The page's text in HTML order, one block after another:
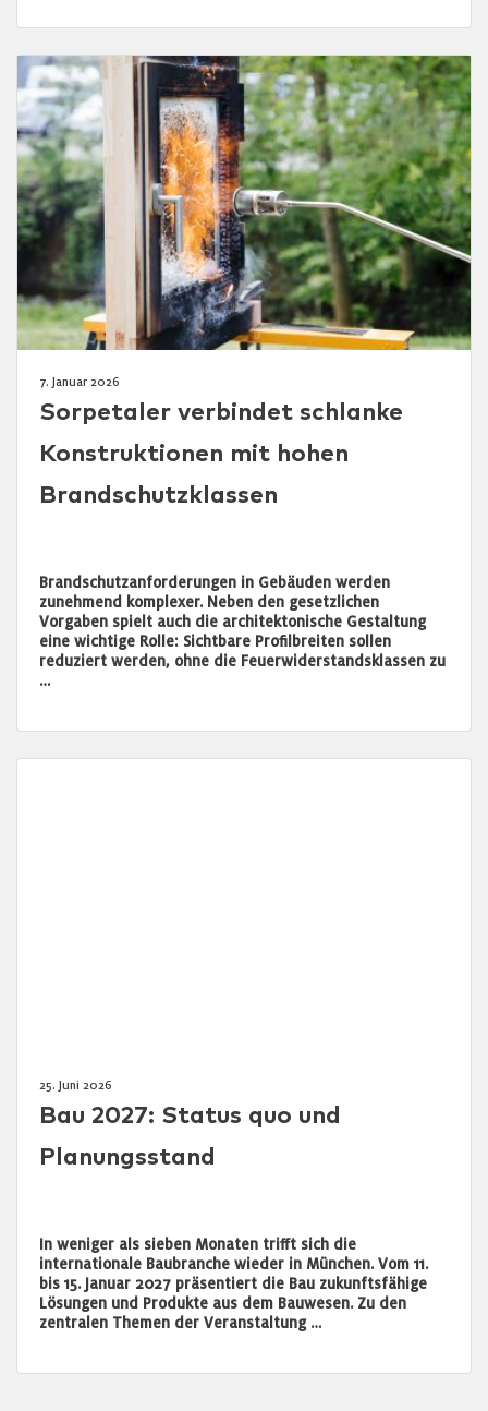
7. Januar 2026
Sorpetaler verbindet schlanke
Konstruktionen mit hohen
Brandschutzklassen
Brandschutzanforderungen in Gebäuden werden
zunehmend komplexer. Neben den gesetzlichen
Vorgaben spielt auch die architektonische Gestaltung
eine wichtige Rolle: Sichtbare Profilbreiten sollen
reduziert werden, ohne die Feuerwiderstandsklassen zu
…
25. Juni 2026
Bau 2027: Status quo und
Planungsstand
In weniger als sieben Monaten trifft sich die
internationale Baubranche wieder in München. Vom 11.
bis 15. Januar 2027 präsentiert die Bau zukunftsfähige
Lösungen und Produkte aus dem Bauwesen. Zu den
zentralen Themen der Veranstaltung …